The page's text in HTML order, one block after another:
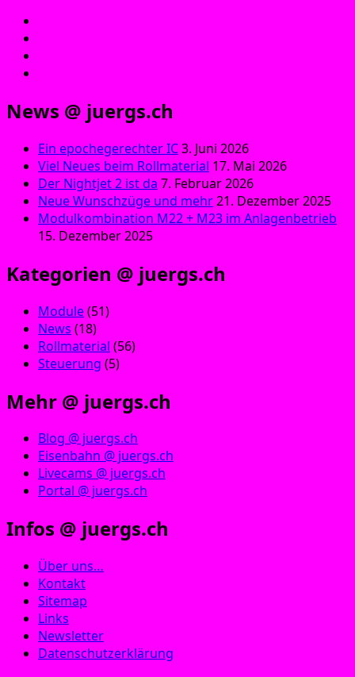
News @ juergs.ch
Ein epochegerechter IC3. Juni 2026
Viel Neues beim Rollmaterial 17. Mai 2026
Der Nightjet 2 ist da 7. Februar 2026
Neue Wunschzüge und mehr21. Dezember 2025
Modulkombination M22 + M23 im Anlagenbetrieb
15. Dezember 2025
Kategorien @ juergs.ch
Module(51)
News (18)
Rollmaterial (56)
Steuerung (5)
Mehr @ juergs.ch
Blog @ juergs.ch
Eisenbahn @ juergs.ch
Livecams @ juergs.ch
Portal @ juergs.ch
Infos @ juergs.ch
Über uns…
Kontakt
Sitemap
Links
Newsletter
Datenschutzerklärung